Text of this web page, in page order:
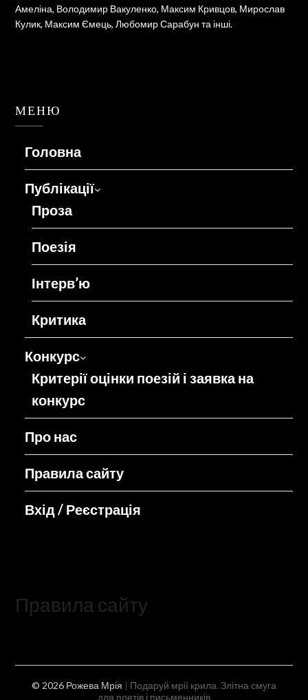
Амеліна, Володимир Вакуленко, Максим Кривцов, Мирослав
Кулик, Максим Ємець, Любомир Сарабун та інші.
МЕНЮ
Головна
Публікації
Проза
Поезія
Інтерв’ю
Критика
Конкурс
Критерії оцінки поезій і заявка на
конкурс
Про нас
Правила сайту
Вхід / Реєстрація
Правила сайту
© 2026 Рожева Мрія | Подаруй мрії крила. Злітна смуга
для поетів і письменників